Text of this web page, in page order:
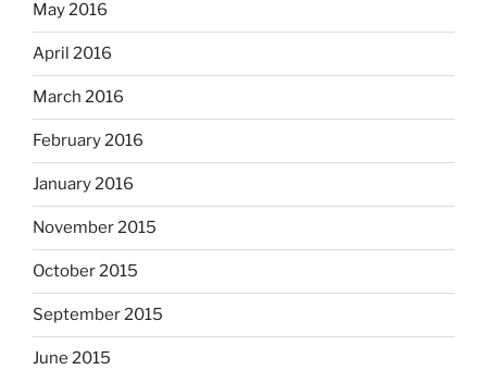
May 2016
April 2016
March 2016
February 2016
January 2016
November 2015
October 2015
September 2015
June 2015